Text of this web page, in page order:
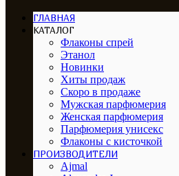
ГЛАВНАЯ
КАТАЛОГ
Флаконы спрей
Этанол
Новинки
Хиты продаж
Скоро в продаже
Мужская парфюмерия
Женская парфюмерия
Парфюмерия унисекс
Флаконы с кисточкой
ПРОИЗВОДИТЕЛИ
Ajmal